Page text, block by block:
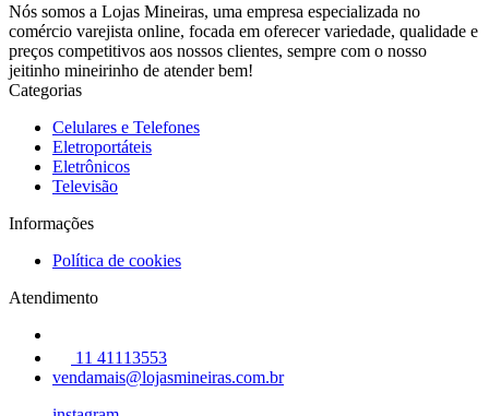
Nós somos a Lojas Mineiras, uma empresa especializada no
comércio varejista online, focada em oferecer variedade, qualidade e
preços competitivos aos nossos clientes, sempre com o nosso
jeitinho mineirinho de atender bem!
Categorias
Celulares e Telefones
Eletroportáteis
Eletrônicos
Televisão
Informações
Política de cookies
Atendimento
11 41113553
vendamais@lojasmineiras.com.br